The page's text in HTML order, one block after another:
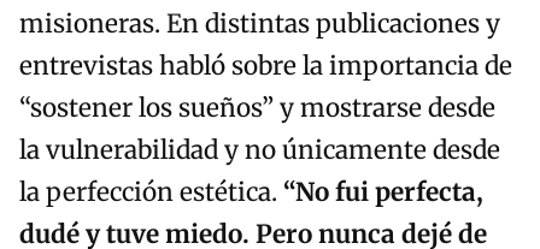
misioneras. En distintas publicaciones y
entrevistas habló sobre la importancia de
“sostener los sueños” y mostrarse desde
la vulnerabilidad y no únicamente desde
la perfección estética. “No fui perfecta,
dudé y tuve miedo. Pero nunca dejé de